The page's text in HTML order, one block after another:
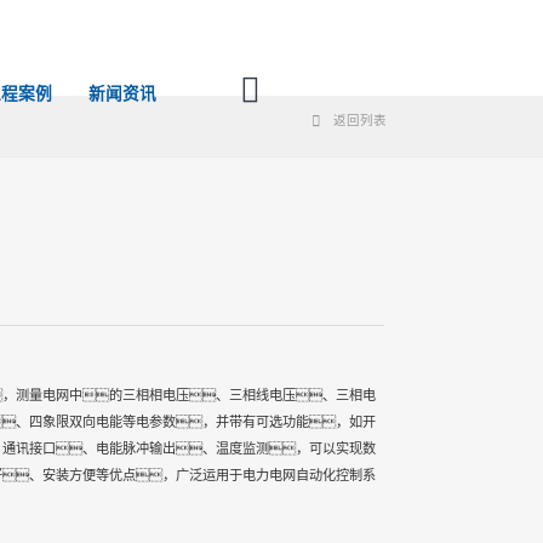
案例 新闻资讯
返回列表
测量电网中的三相相电压、三相线电压、三相电
四象限双向电能等电参数，并带有可选功能，如开
讯接口、电能脉冲输出、温度监测，可以实现数
、安装方便等优点，广泛运用于电力电网自动化控制系